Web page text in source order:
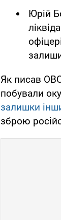
Юрій
Як писав
побували
залишки
зброю